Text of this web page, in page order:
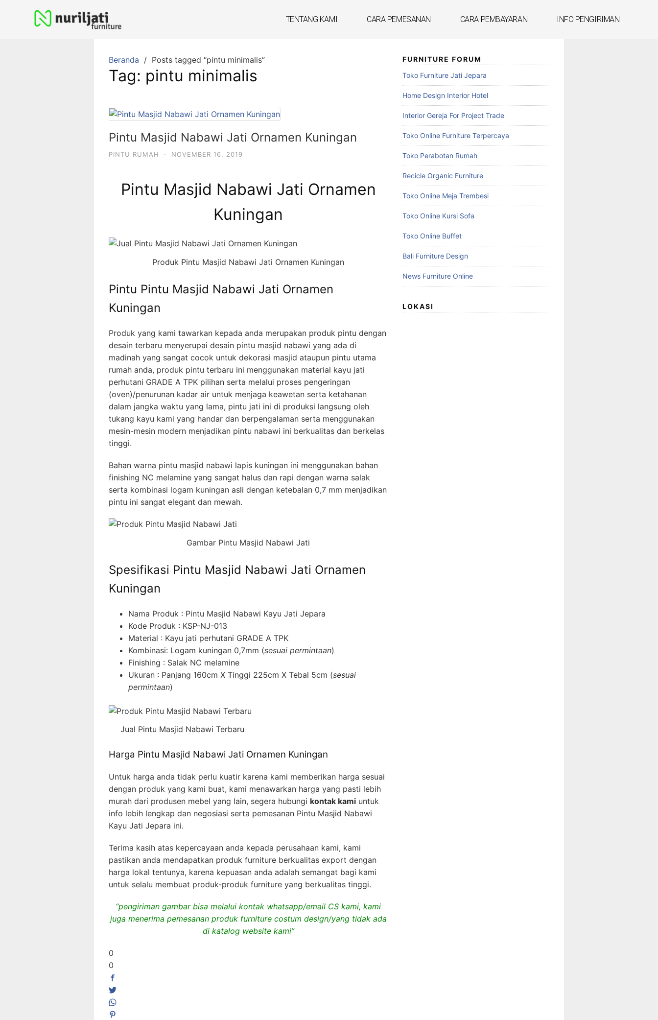
TENTANG KAMI CARA PEMESANAN CARA PEMBAYARAN INFO PENGIRIMAN
Beranda Posts tagged “pintu minimalis”
Tag: pintu minimalis
Pintu Masjid Nabawi Jati Ornamen Kuningan
PINTU RUMAH · NOVEMBER 16, 2019
Pintu Masjid Nabawi Jati Ornamen
Kuningan
Produk Pintu Masjid Nabawi Jati Ornamen Kuningan
Pintu Pintu Masjid Nabawi Jati Ornamen
Kuningan
Produk yang kami tawarkan kepada anda merupakan produk pintu dengan
desain terbaru menyerupai desain pintu masjid nabawi yang ada di
madinah yang sangat cocok untuk dekorasi masjid ataupun pintu utama
rumah anda, produk pintu terbaru ini menggunakan material kayu jati
perhutani GRADE A TPK pilihan serta melalui proses pengeringan
(oven)/penurunan kadar air untuk menjaga keawetan serta ketahanan
dalam jangka waktu yang lama, pintu jati ini di produksi langsung oleh
tukang kayu kami yang handar dan berpengalaman serta menggunakan
mesin-mesin modern menjadikan pintu nabawi ini berkualitas dan berkelas
tinggi.
Bahan warna pintu masjid nabawi lapis kuningan ini menggunakan bahan
finishing NC melamine yang sangat halus dan rapi dengan warna salak
serta kombinasi logam kuningan asli dengan ketebalan 0,7 mm menjadikan
pintu ini sangat elegant dan mewah.
Gambar Pintu Masjid Nabawi Jati
Spesifikasi Pintu Masjid Nabawi Jati Ornamen
Kuningan
Nama Produk : Pintu Masjid Nabawi Kayu Jati Jepara
Kode Produk : KSP-NJ-013
Material : Kayu jati perhutani GRADE A TPK
Kombinasi: Logam kuningan 0,7mm (sesuai permintaan)
Finishing : Salak NC melamine
Ukuran : Panjang 160cm X Tinggi 225cm X Tebal 5cm (sesuai
permintaan)
Jual Pintu Masjid Nabawi Terbaru
Harga Pintu Masjid Nabawi Jati Ornamen Kuningan
Untuk harga anda tidak perlu kuatir karena kami memberikan harga sesuai
dengan produk yang kami buat, kami menawarkan harga yang pasti lebih
murah dari produsen mebel yang lain, segera hubungi kontak kami untuk
info lebih lengkap dan negosiasi serta pemesanan Pintu Masjid Nabawi
Kayu Jati Jepara ini.
Terima kasih atas kepercayaan anda kepada perusahaan kami, kami
pastikan anda mendapatkan produk furniture berkualitas export dengan
harga lokal tentunya, karena kepuasan anda adalah semangat bagi kami
untuk selalu membuat produk-produk furniture yang berkualitas tinggi.
“pengiriman gambar bisa melalui kontak whatsapp/email CS kami, kami
juga menerima pemesanan produk furniture costum design/yang tidak ada
di katalog website kami”
0
0
FURNITURE FORUM
Toko Furniture Jati Jepara
Home Design Interior Hotel
Interior Gereja For Project Trade
Toko Online Furniture Terpercaya
Toko Perabotan Rumah
Recicle Organic Furniture
Toko Online Meja Trembesi
Toko Online Kursi Sofa
Toko Online Buffet
Bali Furniture Design
News Furniture Online
LOKASI